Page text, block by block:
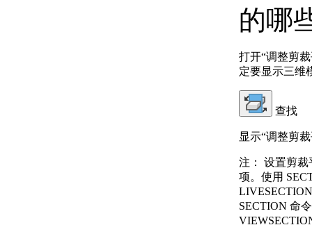
的哪
打开“调整剪
定要显示三维
查找
显示“调整剪
注：
设置剪裁
项。使用
SECTION 命